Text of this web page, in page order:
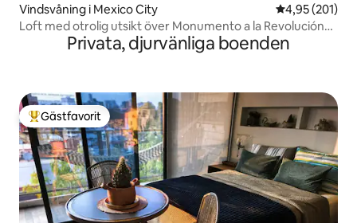
Vindsvåning i Mexico City 4,95 av 5 i
4,95 (201)
Loft med otrolig utsikt över Monumento a la Revolución
Privata, djurvänliga boenden
Populär gästfavorit
Gästfavorit